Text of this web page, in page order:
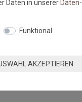
Daten in unsererDaten­
Funktional
AKZEPTIEREN